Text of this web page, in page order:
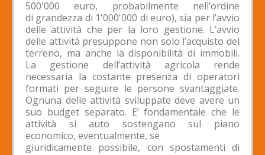
500'000 euro, probabilmente nell’ordine
di grandezza di 1'000'000 di euro), sia per l’avvio
delle attività che per la loro gestione. L’avvio
delle attività presuppone non solo l’acquisto del
terreno, ma anche la disponibilità di immobili.
La gestione dell’attività agricola rende
necessaria la costante presenza di operatori
formati per seguire le persone svantaggiate.
Ognuna delle attività sviluppate deve avere un
suo budget separato. E’ fondamentale che le
attività si auto sostengano sul piano
economico, eventualmente, se
giuridicamente possibile, con spostamenti di